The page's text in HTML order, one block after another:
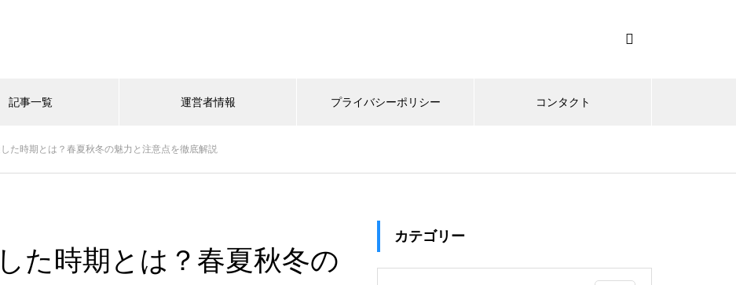
記事一覧 運営者情報 プライバシーポリシー コンタクト
た時期とは？春夏秋冬の魅力と注意点を徹底解説
た時期とは？春夏秋冬の
カテゴリー